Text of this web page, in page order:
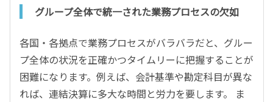
グループ全体で統一された業務プロセスの欠如
各国・各拠点で業務プロセスがバラバラだと、グルー
プ全体の状況を正確かつタイムリーに把握することが
困難になります。例えば、会計基準や勘定科目が異な
れば、連結決算に多大な時間と労力を要します。 ま